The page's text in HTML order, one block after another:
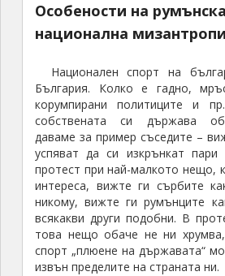
Особености на
национална
Национален спорт на
България. Колко е гадно,
корумпирани политиците и
собствената си държава
даваме за пример съседите –
успяват да си изкрънкат
протест при най-малкото нещо,
интереса, вижте ги сърбите
никому, вижте ги румънците
всякакви други подобни. В
това нещо обаче не ни
спорт „плюене на държавата“
извън пределите на страната ни.